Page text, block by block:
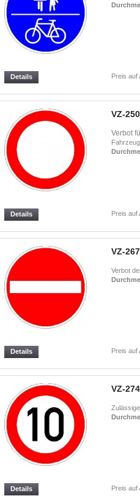
Preis auf
Details
VZ-250
Verbot
Preis auf
Details
VZ-267
Verbot
Preis auf
Details
VZ-
Preis auf
Details